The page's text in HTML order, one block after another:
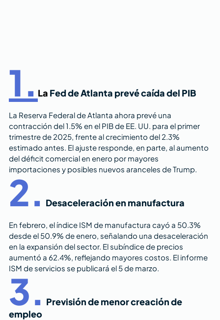
1. La Fed de Atlanta prevé caída del PIB
La Reserva Federal de Atlanta ahora prevé una
contracción del 1.5% en el PIB de EE. UU. para el primer
trimestre de 2025, frente al crecimiento del 2.3%
estimado antes. El ajuste responde, en parte, al aumento
del déficit comercial en enero por mayores
importaciones y posibles nuevos aranceles de Trump.
2. Desaceleración en manufactura
En febrero, el índice ISM de manufactura cayó a 50.3%
desde el 50.9% de enero, señalando una desaceleración
en la expansión del sector. El subíndice de precios
aumentó a 62.4%, reflejando mayores costos. El informe
ISM de servicios se publicará el 5 de marzo.
3. Previsión de menor creación de
empleo